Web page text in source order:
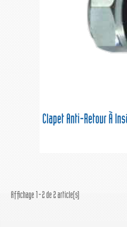
Clapet Anti-Retour À
Affichage 1-2 de 2 article(s)